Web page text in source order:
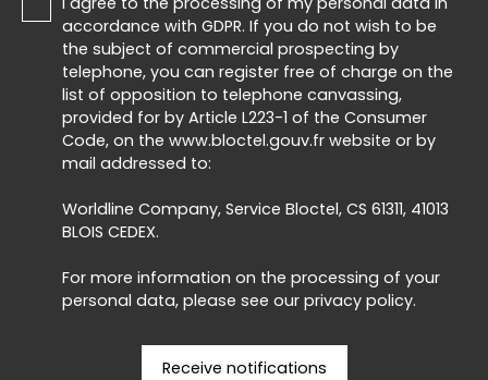
accordance with GDPR. If you do not wish to be
the subject of commercial prospecting by
telephone, you can register free of charge on the
list of opposition to telephone canvassing,
provided for by Article L223-1 of the Consumer
Code, on the www.bloctel.gouv.fr website or by
mail addressed to:
Worldline Company, Service Bloctel, CS 61311, 41013
BLOIS CEDEX.
For more information on the processing of your
personal data, please see our privacy policy.
Receive notifications